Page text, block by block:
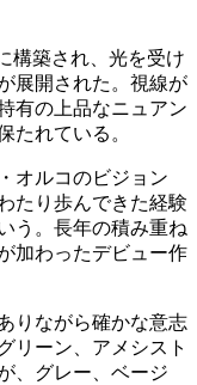
構築され、光を受け
展開された。視線が
有の上品なニュアン
たれている。
オルコのビジョン
たり歩んできた経験
う。長年の積み重ね
加わったデビュー作
りながら確かな意志
リーン、アメシスト
、グレー、ベージ